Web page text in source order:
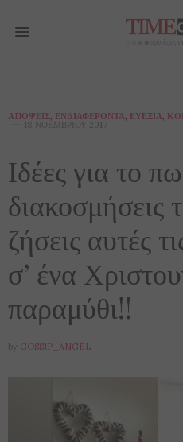
ΑΠΌΨΕΙΣ, ΕΝΔΙΑΦΈΡΟΝΤΑ, ΕΥΕΞΊΑ,
18 ΝΟΕΜΒΡΊΟΥ 2017
Ιδέες για το
διακοσμήσεις
ζήσεις αυτές
σ’ ένα
παραμύθι!!
by GOSSIP_ANGEL